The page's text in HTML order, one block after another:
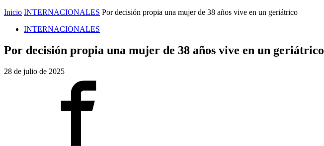
Inicio INTERNACIONALES Por decisión propia una mujer de 38 años vive en un geriátrico
INTERNACIONALES
Por decisión propia una mujer de 38 años vive en un geriátrico
28 de julio de 2025